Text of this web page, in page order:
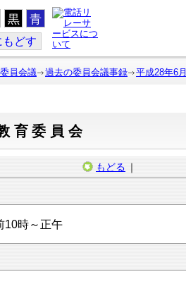
黒 青
もどす
員会議 過去の委員会議事録 平成28年6
育委員会
もどる ｜
10時～正午